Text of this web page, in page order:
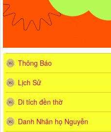
Thông Báo
Lịch Sử
Di tích đền thờ
Danh Nhân họ Nguyễn